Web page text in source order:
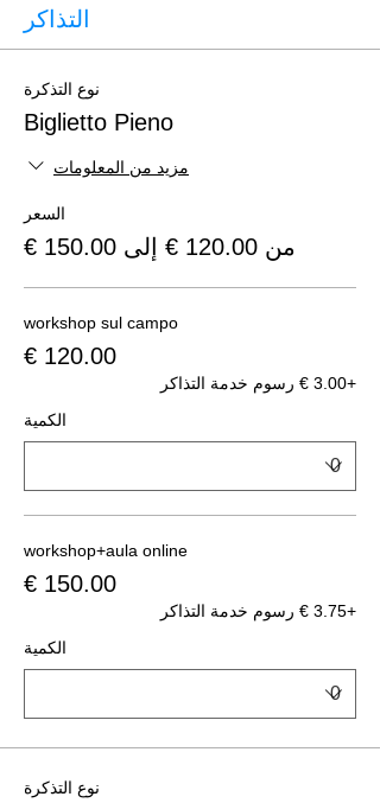
التذاكر
نوع التذكرة
Biglietto Pieno
مزيد من المعلومات
السعر
من ‏120.00 € إلى ‏150.00 €
workshop sul campo
+‏3.00 € رسوم خدمة التذاكر
الكمية
workshop+aula online
+‏3.75 € رسوم خدمة التذاكر
الكمية
نوع التذكرة